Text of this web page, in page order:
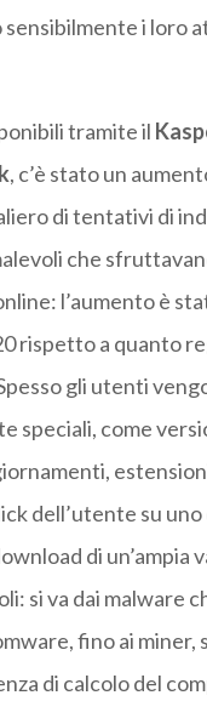
i loro
tramite il
, c’è stato un
di tentativi di
che
l’aumento è
rispetto a quanto
gli utenti
speciali, come
dell’utente su
di un’ampia
si va dai malware
fino ai miner,
di calcolo del